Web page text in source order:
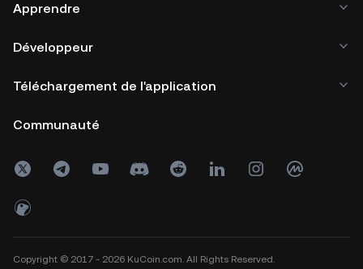
Apprendre
Développeur
Téléchargement de l'application
Communauté
Copyright © 2017 - 2026 KuCoin.com. All Rights Reserved.